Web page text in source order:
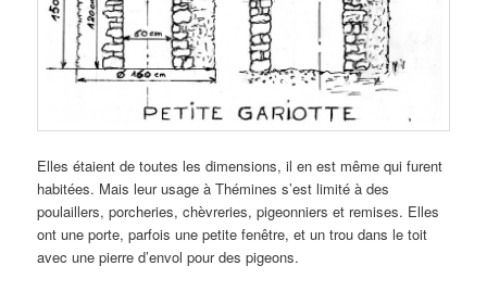
Elles étaient de toutes les dimensions, il en est même qui furent
habitées. Mais leur usage à Thémines s’est limité à des
poulaillers, porcheries, chèvreries, pigeonniers et remises. Elles
ont une porte, parfois une petite fenêtre, et un trou dans le toit
avec une pierre d’envol pour des pigeons.